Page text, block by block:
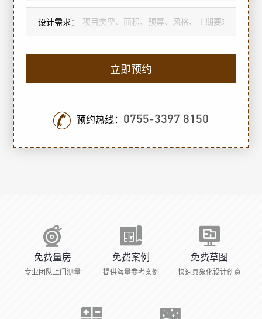
设计需求：
立即预约
预约热线： 0755-3397 8150
免费量房
专业团队上门测量
免费案例
提供海量参考案例
免费草图
快速具象化设计创意